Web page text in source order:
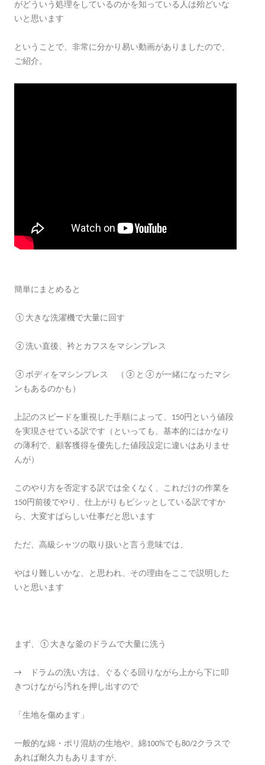
がどういう処理をしているのかを知っている人は殆どいな
いと思います
ということで、非常に分かり易い動画がありましたので、
ご紹介。
簡単にまとめると
①大きな洗濯機で大量に回す
②洗い直後、衿とカフスをマシンプレス
③ボディをマシンプレス （②と③が一緒になったマシ
ンもあるのかも）
上記のスピードを重視した手順によって、150円という値段
を実現させている訳です（といっても、基本的にはかなり
の薄利で、顧客獲得を優先した値段設定に違いはありませ
んが）
このやり方を否定する訳では全くなく、これだけの作業を
150円前後でやり、仕上がりもピシッとしている訳ですか
ら、大変すばらしい仕事だと思います
ただ、高級シャツの取り扱いと言う意味では、
やはり難しいかな、と思われ、その理由をここで説明した
いと思います
まず、①大きな釜のドラムで大量に洗う
→ ドラムの洗い方は、ぐるぐる回りながら上から下に叩
きつけながら汚れを押し出すので
「生地を傷めます」
一般的な綿・ポリ混紡の生地や、綿100%でも80/2クラスで
あれば耐久力もありますが、